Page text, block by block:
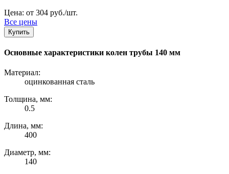
Цена: от 304 руб./шт.
Все цены
Купить
Основные характеристики колен трубы 140 мм
Материал:
оцинкованная сталь
Толщина, мм:
0.5
Длина, мм:
400
Диаметр, мм:
140